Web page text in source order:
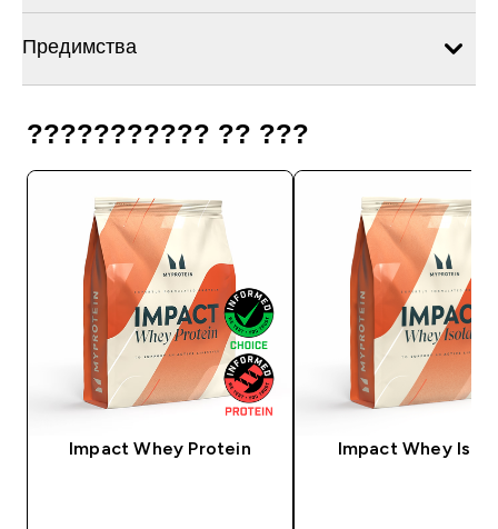
Предимства
??????????? ?? ???
Impact Whey Protein Impact Whey